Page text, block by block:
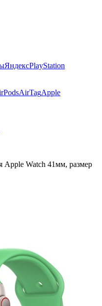
ЯндексPlayStation
AirTagApple
Watch 41мм, размер